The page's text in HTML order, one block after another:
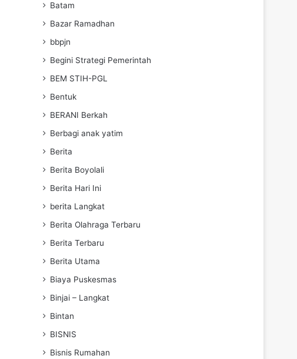
Batam
Bazar Ramadhan
bbpjn
Begini Strategi Pemerintah
BEM STIH-PGL
Bentuk
BERANI Berkah
Berbagi anak yatim
Berita
Berita Boyolali
Berita Hari Ini
berita Langkat
Berita Olahraga Terbaru
Berita Terbaru
Berita Utama
Biaya Puskesmas
Binjai – Langkat
Bintan
BISNIS
Bisnis Rumahan